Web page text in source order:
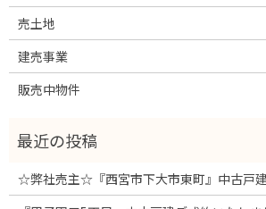
売土地
建売事業
販売中物件
☆弊社売主☆『西宮市下大市東町』中古戸